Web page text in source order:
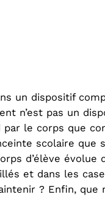
un dispositif
n’est pas un
par le corps que
scolaire
d’élève
et dans les
? Enfin,